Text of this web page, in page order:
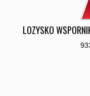
LOZYSKO